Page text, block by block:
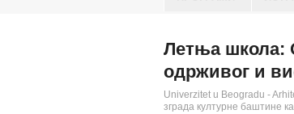
Летња школа:
одрживог и
Univerzitet u Beogradu -
зграда културне баштине